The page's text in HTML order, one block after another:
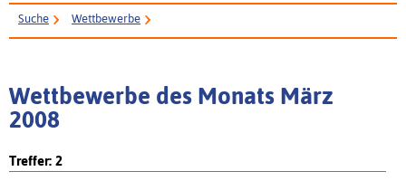
Suche Wettbewerbe
Wettbewerbe des Monats März
2008
Treffer: 2